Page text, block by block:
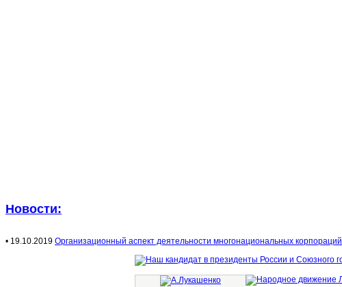
Новости:
• 19.10.2019 Организационный аспект деятельности многонациональных корпораций